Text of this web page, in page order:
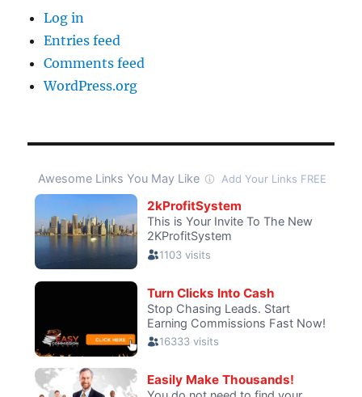
Log in
Entries feed
Comments feed
WordPress.org